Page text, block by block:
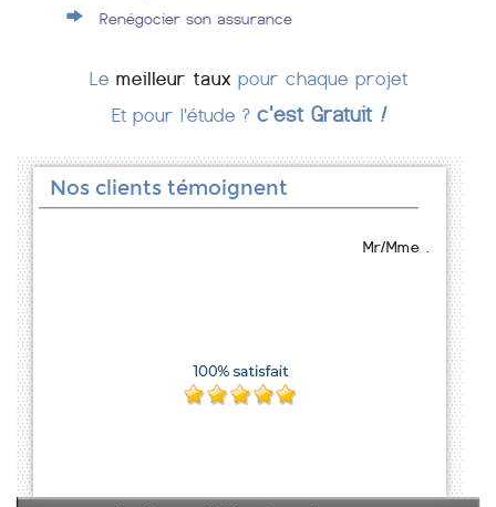
Renégocier son assurance
Le meilleur taux pour chaque projet
Et pour l'étude ? c'est Gratuit !
Nos clients témoignent
Mr/Mme .